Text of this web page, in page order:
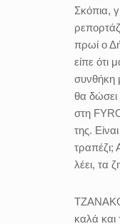
Σκόπια,
πρωί ο
είπε ότι
συνθήκη
θα δώσει
στη
της.
τραπέζι;
λέει, τα
καλά